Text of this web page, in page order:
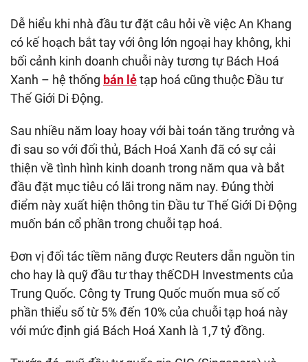
Dễ hiểu khi nhà đầu tư đặt câu hỏi về việc An Khang
có kế hoạch bắt tay với ông lớn ngoại hay không, khi
bối cảnh kinh doanh chuỗi này tương tự Bách Hoá
Xanh – hệ thống bán lẻtạp hoá cũng thuộc Đầu tư
Thế Giới Di Động.
Sau nhiều năm loay hoay với bài toán tăng trưởng và
đi sau so với đối thủ, Bách Hoá Xanh đã có sự cải
thiện về tình hình kinh doanh trong năm qua và bắt
đầu đặt mục tiêu có lãi trong năm nay. Đúng thời
điểm này xuất hiện thông tin Đầu tư Thế Giới Di Động
muốn bán cổ phần trong chuỗi tạp hoá.
Đơn vị đối tác tiềm năng được Reuters dẫn nguồn tin
cho hay là quỹ đầu tư thay thếCDH Investments của
Trung Quốc. Công ty Trung Quốc muốn mua số cổ
phần thiểu số từ 5% đến 10% của chuỗi tạp hoá này
với mức định giá Bách Hoá Xanh là 1,7 tỷ đồng.